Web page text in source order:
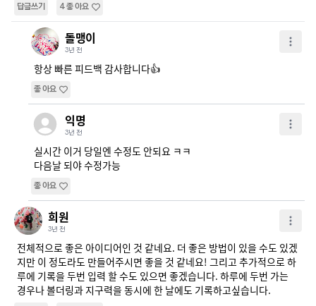
답글쓰기 4좋아요
돌맹이
3년 전
항상 빠른 피드백 감사합니다👍
좋아요
익명
3년 전
실시간 이거 당일엔 수정도 안되요 ㅋㅋ
다음날 되야 수정가능
좋아요
희원
3년 전
전체적으로 좋은 아이디어인 것 같네요. 더 좋은 방법이 있을 수도 있겠
지만 이 정도라도 만들어주시면 좋을 것 같네요! 그리고 추가적으로 하
루에 기록을 두번 입력 할 수도 있으면 좋겠습니다. 하루에 두번 가는
경우나 볼더링과 지구력을 동시에 한 날에도 기록하고싶습니다.